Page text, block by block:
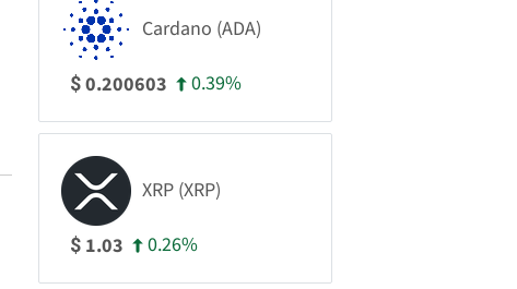
Cardano (ADA)
$0.200603 0.39%
XRP (XRP)
$ 1.03 0.26%